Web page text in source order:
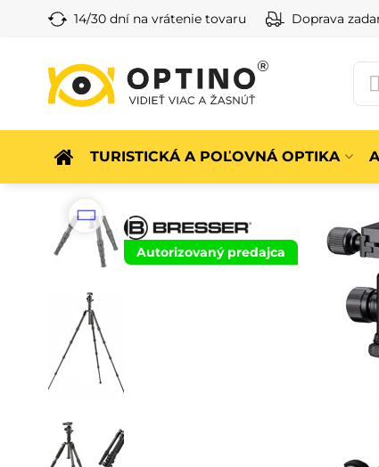
14/30 dní na vrátenie tovaru Doprava
TURISTICKÁ A POĽOVNÁ OPTIKA
Autorizovaný predajca